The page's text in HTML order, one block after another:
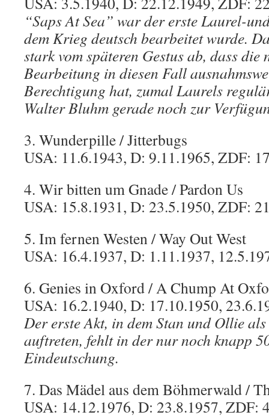
“Saps At Sea” war der erste Laurel-
dem Krieg deutsch bearbeitet wurde.
stark vom späteren Gestus ab, dass die
Bearbeitung in diesen Fall
Berechtigung hat, zumal Laurels
Walter Bluhm gerade noch zur
3. Wunderpille / Jitterbugs
USA: 11.6.1943, D: 9.11.1965, ZDF:
4. Wir bitten um Gnade / Pardon Us
USA: 15.8.1931, D: 23.5.1950, ZDF:
5. Im fernen Westen / Way Out West
USA: 16.4.1937, D: 1.11.1937,
6. Genies in Oxford / A Chump At
USA: 16.2.1940, D: 17.10.1950,
Der erste Akt, in dem Stan und Ollie
auftreten, fehlt in der nur noch knapp
Eindeutschung.
7. Das Mädel aus dem Böhmerwald /
USA: 14.12.1976, D: 23.8.1957, ZDF: